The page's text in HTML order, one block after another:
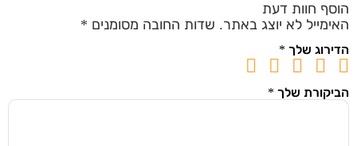
הוסף חוות דעת
האימייל לא יוצג באתר. שדות החובה מסומנים *
הדירוג שלך *
הביקורת שלך *